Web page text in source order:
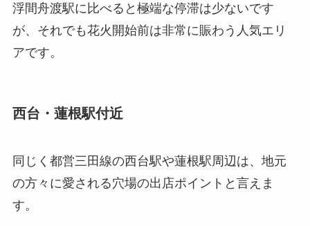
浮間舟渡駅に比べると極端な停滞は少ないです
が、それでも花火開始前は非常に賑わう人気エリ
アです。
西台・蓮根駅付近
同じく都営三田線の西台駅や蓮根駅周辺は、地元
の方々に愛される穴場の出店ポイントと言えま
す。